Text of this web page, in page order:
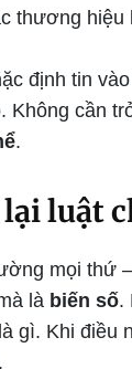
thương
định tin
cần
.
luật
mọi thứ
là biến số.
gì. Khi điều
.